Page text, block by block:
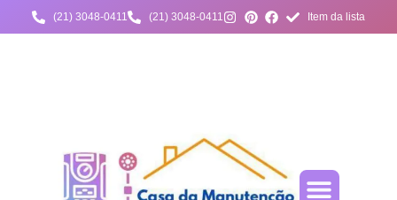
(21) 3048-0411 (21) 3048-0411 Item da lista